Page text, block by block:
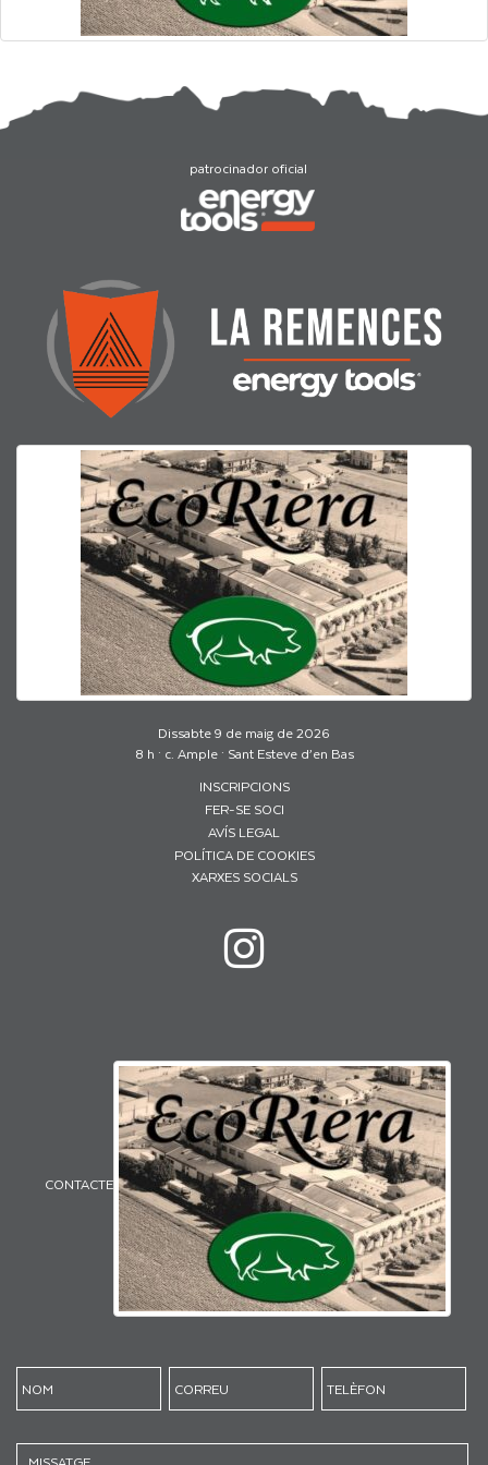
patrocinador oficial
Dissabte 9 de maig de 2026
8 h · c. Ample · Sant Esteve d’en Bas
INSCRIPCIONS
FER-SE SOCI
AVÍS LEGAL
POLÍTICA DE COOKIES
XARXES SOCIALS
CONTACTE